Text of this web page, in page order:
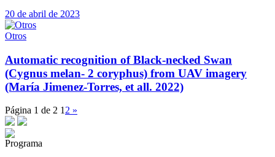
20 de abril de 2023
Otros
Automatic recognition of Black-necked Swan
(Cygnus melan- 2 coryphus) from UAV imagery
(María Jimenez-Torres, et all. 2022)
Página 1 de 2 1 2 »
Programa